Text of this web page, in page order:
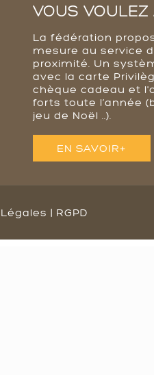
VOUS VOULEZ
La fédération
mesure au service
proximité. Un
avec la carte
chèque cadeau et
forts toute l’année
jeu de Noël ..).
EN SAVOIR+
| RGPD